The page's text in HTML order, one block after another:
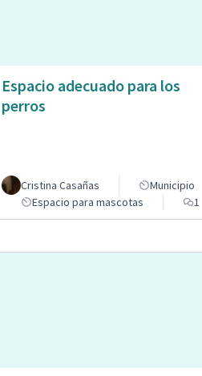
Espacio adecuado para los
perros
Cristina Casañas
Municipio
Espacio para mascotas
1